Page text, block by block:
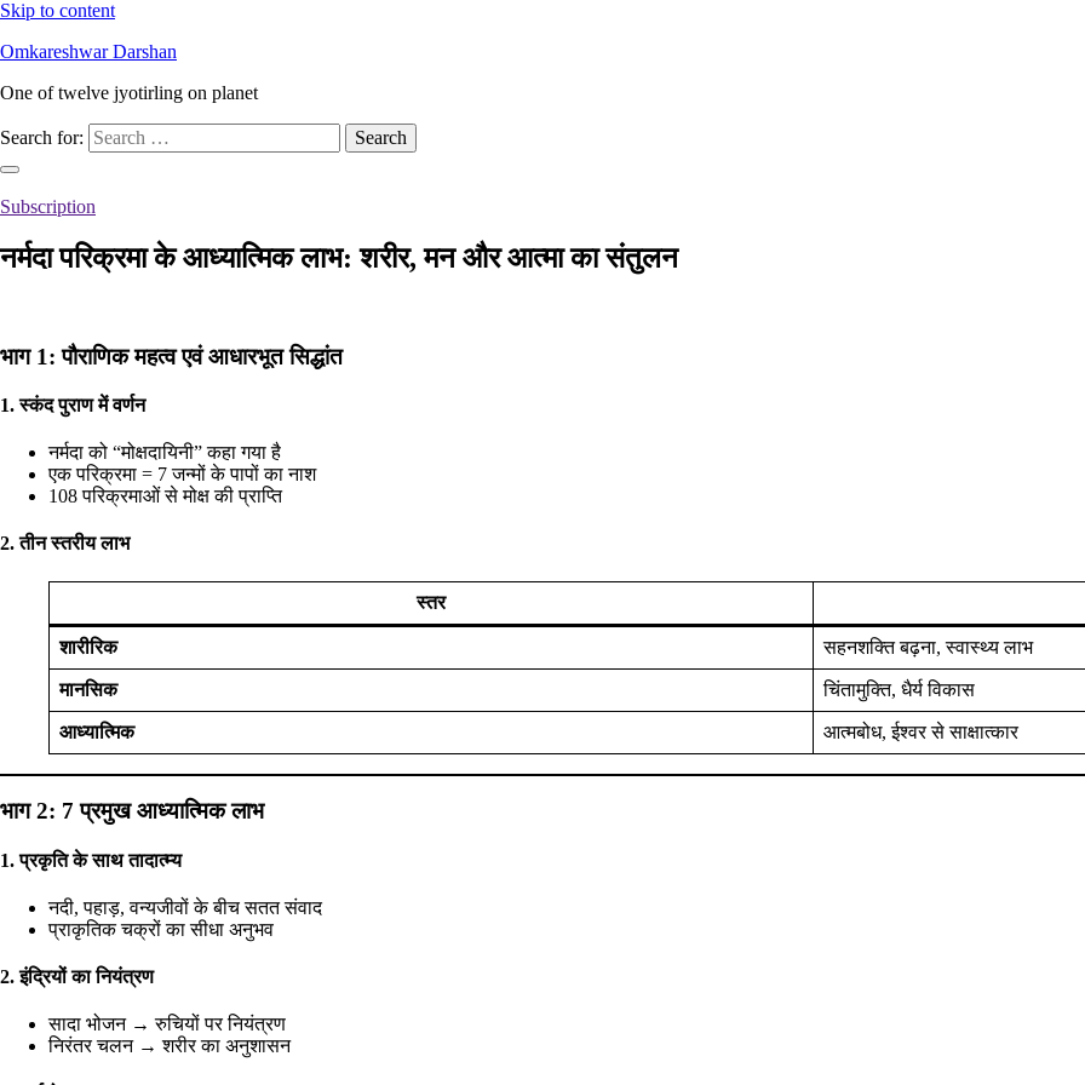
Skip to content
Omkareshwar Darshan
One of twelve jyotirling on planet
Search for:
Subscription
नर्मदा परिक्रमा के आध्यात्मिक लाभ: शरीर, मन और आत्मा का संतुलन
भाग 1: पौराणिक महत्व एवं आधारभूत सिद्धांत
1. स्कंद पुराण में वर्णन
नर्मदा को “मोक्षदायिनी” कहा गया है
एक परिक्रमा = 7 जन्मों के पापों का नाश
108 परिक्रमाओं से मोक्ष की प्राप्ति
2. तीन स्तरीय लाभ
स्तर
शारीरिक सहनशक्ति बढ़ना, स्वास्थ्य लाभ
मानसिक चिंतामुक्ति, धैर्य विकास
आध्यात्मिक आत्मबोध, ईश्वर से साक्षात्कार
भाग 2: 7 प्रमुख आध्यात्मिक लाभ
1. प्रकृति के साथ तादात्म्य
नदी, पहाड़, वन्यजीवों के बीच सतत संवाद
प्राकृतिक चक्रों का सीधा अनुभव
2. इंद्रियों का नियंत्रण
सादा भोजन → रुचियों पर नियंत्रण
निरंतर चलन → शरीर का अनुशासन